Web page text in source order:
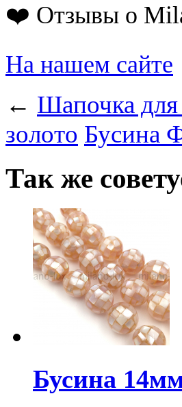
❤️ Отзывы о
На нашем сайте
← Шапочка
золото Бусина
Так же
Бусина